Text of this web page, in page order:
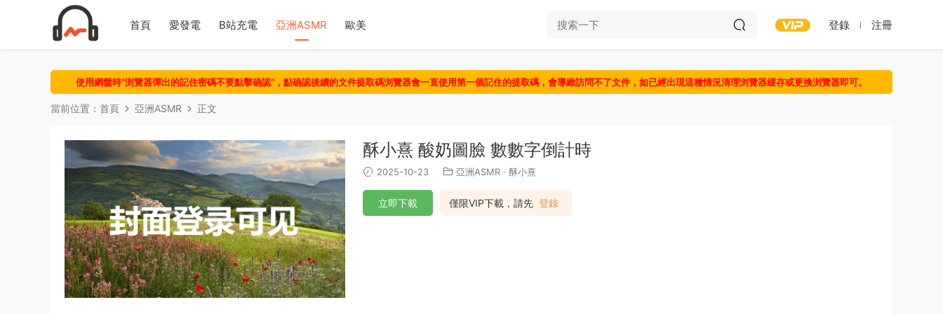
首頁 愛發電 B站充電 亞洲ASMR 歐美 登錄 注冊
使用網盤時“浏覽器彈出的記住密碼不要點擊确認“，點确認後續的文件提取碼浏覽器會一直使用第一個記住的提取碼，會導緻訪問不了文件，如已經出現這種情況清理浏覽器緩存或更換浏覽器即可。
當前位置： 首頁 亞洲ASMR 正文
酥小熹 酸奶圖臉 數數字倒計時
2025-10-23 亞洲ASMR · 酥小熹
僅限VIP下載，請先 登錄
立即下載